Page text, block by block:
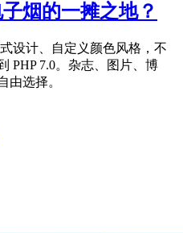
烟的一摊之地？
设计、自定义颜色风格，不
PHP 7.0。杂志、图片、博
由选择。